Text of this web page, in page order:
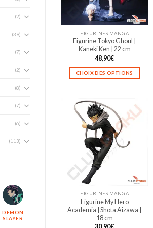
(2)
(39)
(7)
(2)
(8)
(7)
(6)
(113)
DEMON
SLAYER
FIGURINES MANGA
Figurine Tokyo Ghoul |
Kaneki Ken | 22 cm
48,90€
CHOIX DES OPTIONS
a
plusieurs
variations.
Les
options
peuvent
la
page
du
produit
FIGURINES MANGA
Figurine My Hero
Academia | Shota Aizawa |
18 cm